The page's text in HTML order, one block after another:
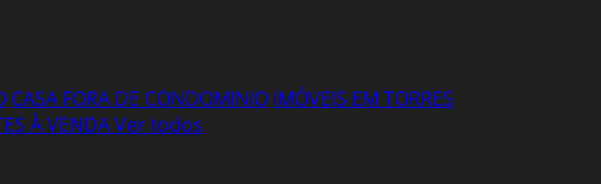
CASA FORA DE CONDOMINIO IMÓVEIS EM TORRES
À VENDAVer todos